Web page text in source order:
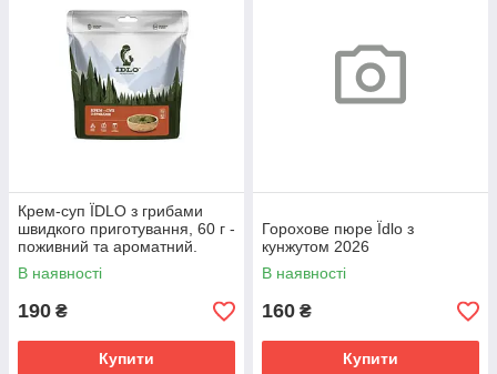
Крем-суп ЇDLO з грибами
швидкого приготування, 60 г -
поживний та ароматний.
В наявності
190 ₴
Купити
Горохове пюре Їdlo з
кунжутом 2026
В наявності
160 ₴
Купити